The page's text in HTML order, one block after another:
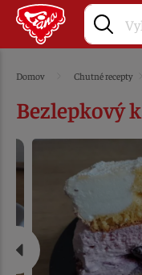
Domov Chutné recepty
Bezlepkový